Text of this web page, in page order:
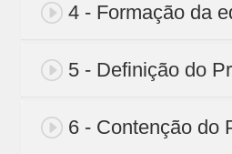
4 - Formação da
5 - Definição do
6 - Contenção do